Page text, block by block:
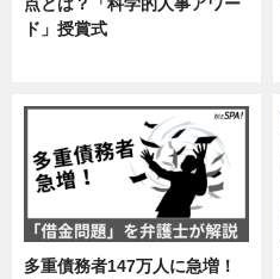
点とは？「科学的人事アワー
ド」授賞式
多重債務者147万人に急増！